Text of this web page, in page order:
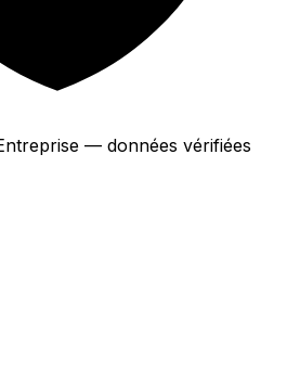
— données vérifiées